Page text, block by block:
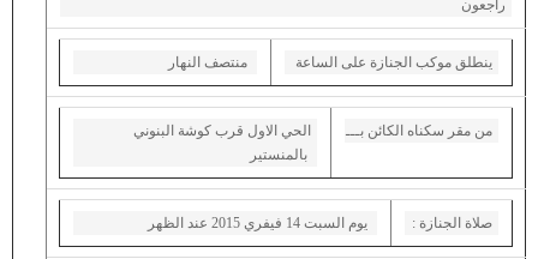
Presidents de l'ASVM
Activités de l'Association
Fête de la ville 2017
Fête de la ville 2016
راجعون
ينطلق موكب الجنازة على الساعة
الحي الاول قرب كوشة البنوني
من مقر سكناه الكائن بـــ
: صلاة الجنازة